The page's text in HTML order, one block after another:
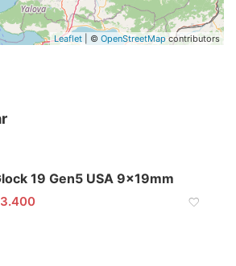
Leaflet | © OpenStreetMapcontributors
19 Gen5 USA 9x19mm
3.400